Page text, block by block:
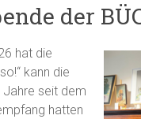
der
hat die
kann die
Jahre seit dem
hatten